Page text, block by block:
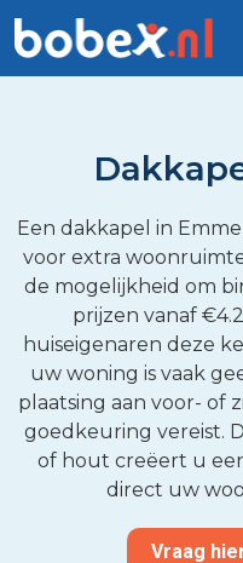
Een dakkapel in
voor extra
de mogelijkheid om
prijzen vanaf
huiseigenaren deze
uw woning is vaak
plaatsing aan voor- of
goedkeuring vereist.
of hout creëert u
direct uw
Vraag